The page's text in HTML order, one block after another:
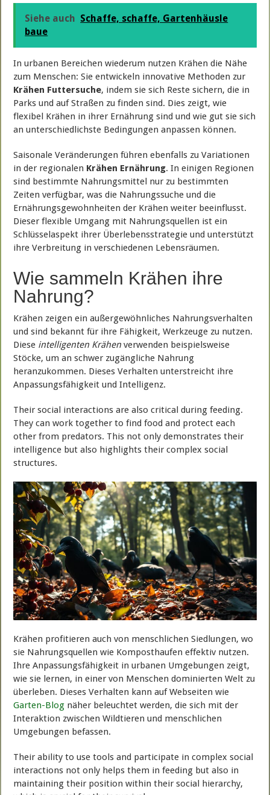
Siehe auch Schaffe, schaffe, Gartenhäusle
baue
In urbanen Bereichen wiederum nutzen Krähen die Nähe
zum Menschen: Sie entwickeln innovative Methoden zur
Krähen Futtersuche, indem sie sich Reste sichern, die in
Parks und auf Straßen zu finden sind. Dies zeigt, wie
flexibel Krähen in ihrer Ernährung sind und wie gut sie sich
an unterschiedlichste Bedingungen anpassen können.
Saisonale Veränderungen führen ebenfalls zu Variationen
in der regionalen Krähen Ernährung. In einigen Regionen
sind bestimmte Nahrungsmittel nur zu bestimmten
Zeiten verfügbar, was die Nahrungssuche und die
Ernährungsgewohnheiten der Krähen weiter beeinflusst.
Dieser flexible Umgang mit Nahrungsquellen ist ein
Schlüsselaspekt ihrer Überlebensstrategie und unterstützt
ihre Verbreitung in verschiedenen Lebensräumen.
Wie sammeln Krähen ihre
Nahrung?
Krähen zeigen ein außergewöhnliches Nahrungsverhalten
und sind bekannt für ihre Fähigkeit, Werkzeuge zu nutzen.
Diese intelligenten Krähen verwenden beispielsweise
Stöcke, um an schwer zugängliche Nahrung
heranzukommen. Dieses Verhalten unterstreicht ihre
Anpassungsfähigkeit und Intelligenz.
Their social interactions are also critical during feeding.
They can work together to find food and protect each
other from predators. This not only demonstrates their
intelligence but also highlights their complex social
structures.
Krähen profitieren auch von menschlichen Siedlungen, wo
sie Nahrungsquellen wie Komposthaufen effektiv nutzen.
Ihre Anpassungsfähigkeit in urbanen Umgebungen zeigt,
wie sie lernen, in einer von Menschen dominierten Welt zu
überleben. Dieses Verhalten kann auf Webseiten wie
Garten-Blog näher beleuchtet werden, die sich mit der
Interaktion zwischen Wildtieren und menschlichen
Umgebungen befassen.
Their ability to use tools and participate in complex social
interactions not only helps them in feeding but also in
maintaining their position within their social hierarchy,